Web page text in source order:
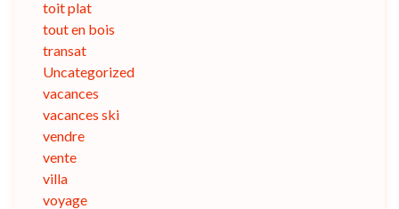
toit plat
tout en bois
transat
Uncategorized
vacances
vacances ski
vendre
vente
villa
voyage